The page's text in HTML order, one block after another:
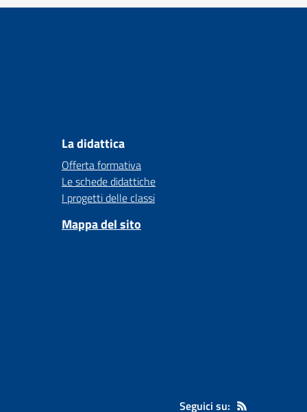
La didattica
Offerta formativa
Le schede didattiche
I progetti delle classi
Mappa del sito
Seguici su: